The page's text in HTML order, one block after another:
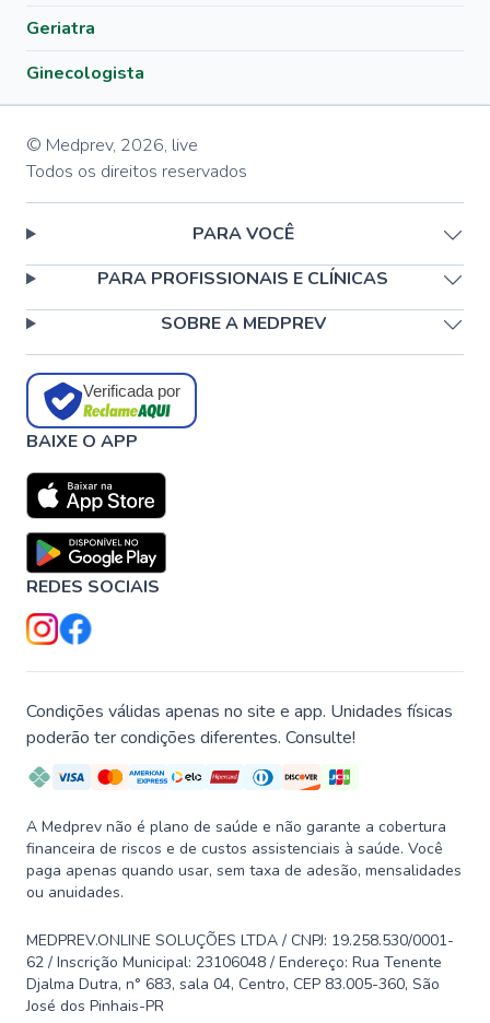
Geriatra
Ginecologista
© Medprev, 2026, live
Todos os direitos reservados
PARA VOCÊ
PARA PROFISSIONAIS E CLÍNICAS
SOBRE A MEDPREV
Verificada por
BAIXE O APP
REDES SOCIAIS
Condições válidas apenas no site e app. Unidades físicas
poderão ter condições diferentes. Consulte!
A Medprev não é plano de saúde e não garante a cobertura
financeira de riscos e de custos assistenciais à saúde. Você
paga apenas quando usar, sem taxa de adesão, mensalidades
ou anuidades.
MEDPREV.ONLINE SOLUÇÕES LTDA / CNPJ: 19.258.530/0001-
62 / Inscrição Municipal: 23106048 / Endereço: Rua Tenente
Djalma Dutra, n° 683, sala 04, Centro, CEP 83.005-360, São
José dos Pinhais-PR